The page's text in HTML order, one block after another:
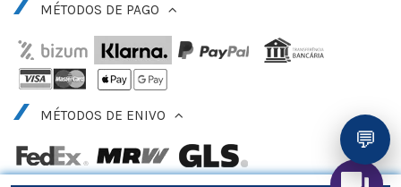
MÉTODOS DE PAGO
MÉTODOS DE ENIVO
💬